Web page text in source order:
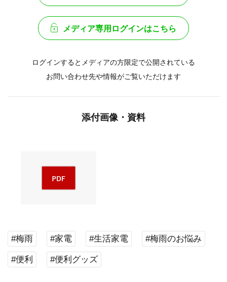
メディア専用ログインはこちら
ログインするとメディアの方限定で公開されている
お問い合わせ先や情報がご覧いただけます
添付画像・資料
#梅雨 #家電 #生活家電 #梅雨のお悩み
#便利 #便利グッズ